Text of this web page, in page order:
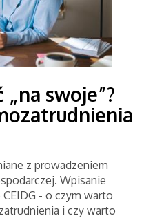
swoje”?
z prowadzeniem
Wpisanie
- o czym warto
i czy warto